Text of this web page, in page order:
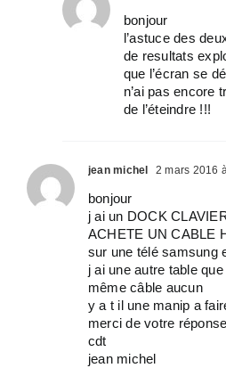
bonjour
l’astuce des
de resultats
que l’écran se
n’ai pas encore
de l’éteindre !!!
jean michel 2 mars 2016
bonjour
j ai un DOCK
ACHETE UN CABLE
sur une télé samsung
j ai une autre table
même câble aucun
y a t il une manip a
merci de votre réponse
cdt
jean michel